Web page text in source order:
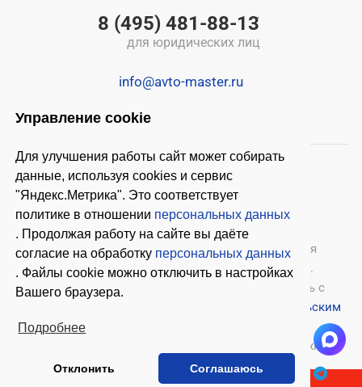
Управление cookie
Для улучшения работы сайт может собирать
данные, используя cookies и сервис
"Яндекс.Метрика". Это соответствует
политике в отношении персональных данных
. Продолжая работу на сайте вы даёте
согласие на обработку персональных данных
. Файлы cookie можно отключить в настройках
Вашего браузера.
Подробнее
Отклонить
Соглашаюсь
8 (495) 481-88-13
для юридических лиц
info@avto-master.ru
© 2026 ООО «Автомастер»— оборудование для
автосервиса, шиномонтажное оборудование.
Оставляя заявки на нашем сайте, ознакомьтесь с
Пользовательским
Копирование материалов с этого сайта возможно
только с письменного согласия владельцев.